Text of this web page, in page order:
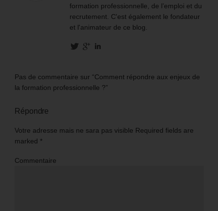
formation professionnelle, de l’emploi et du
recrutement. C'est également le fondateur
et l'animateur de ce blog.
Pas de commentaire sur “Comment répondre aux enjeux de
la formation professionnelle ?”
Répondre
Votre adresse mais ne sara pas visible Required fields are
marked *
Commentaire